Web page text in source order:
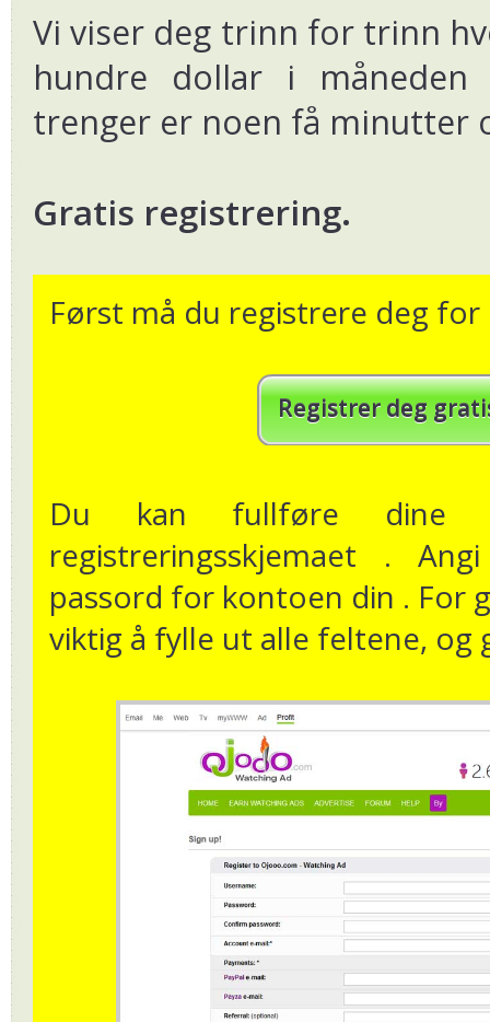
Our Youtube Channel in norsk
Hier Geld verdienenim Netz
norsk - Download the wallet from
Download the wallet from Google Play or the App Store
norsk - BitCoin
Vi viser deg trinn for trinn
hundre dollar i
trenger er noen få minutter
Gratis registrering.
Først må du registrere deg for
Registrer deg
Du kan fullføre dine
registreringsskjemaet .
passord for kontoen din . For
viktig å fylle ut alle feltene, og